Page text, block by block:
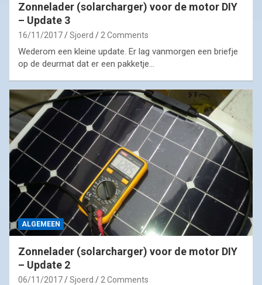
Zonnelader (solarcharger) voor de motor DIY
– Update 3
16/11/2017 Sjoerd 2 Comments
Wederom een kleine update. Er lag vanmorgen een briefje
op de deurmat dat er een pakketje…
ALGEMEEN
Zonnelader (solarcharger) voor de motor DIY
– Update 2
06/11/2017 Sjoerd 2 Comments